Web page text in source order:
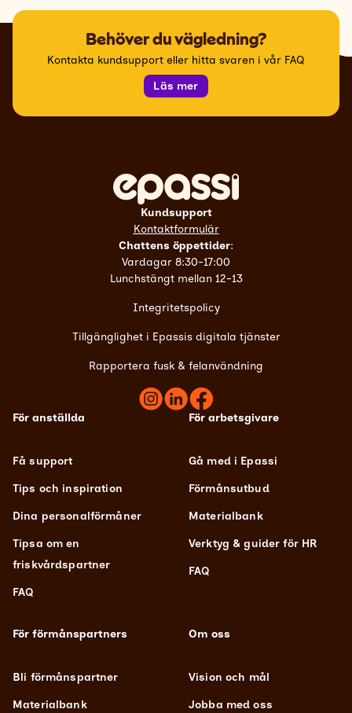
Behöver du vägledning?
Kontakta kundsupport eller hitta svaren i vår FAQ
Läs mer
Kundsupport
Kontaktformulär
Chattens öppettider:
Vardagar 8:30-17:00
Lunchstängt mellan 12-13
Integritetspolicy
Tillgänglighet i Epassis digitala tjänster
Rapportera fusk & felanvändning
För anställda
Få support
Tips och inspiration
Dina personalförmåner
Tipsa om en
friskvårdspartner
FAQ
För arbetsgivare
Gå med i Epassi
Förmånsutbud
Materialbank
Verktyg & guider för HR
FAQ
För förmånspartners
Bli förmånspartner
Materialbank
Om oss
Vision och mål
Jobba med oss